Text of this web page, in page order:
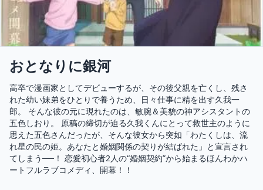
おとなりに銀河
高卒で漫画家としてデビューするが、その後父親を亡くし、残さ
れた幼い妹弟をひとりで養うため、日々仕事に精を出す久我一
郎。 そんな彼の元に現れたのは、敏腕＆美貌の神アシスタントの
五色しおり。 原稿の締切が迫る久我くんにとって救世主のように
思えた五色さんだったが、そんな彼女から突如「わたくしは、流
れ星の民の姫。あなたと婚姻関係の契りが結ばれた」と宣言され
てしまう──！ 恋愛初心者2人の“婚姻契約”から始まるほんわかハ
ートフルラブコメディ、開幕！！